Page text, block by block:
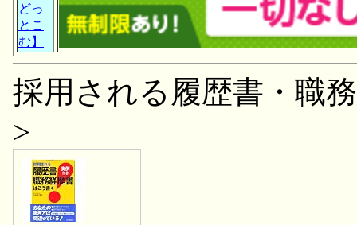
どっ
とこ
む】
採用される履歴書・職
>